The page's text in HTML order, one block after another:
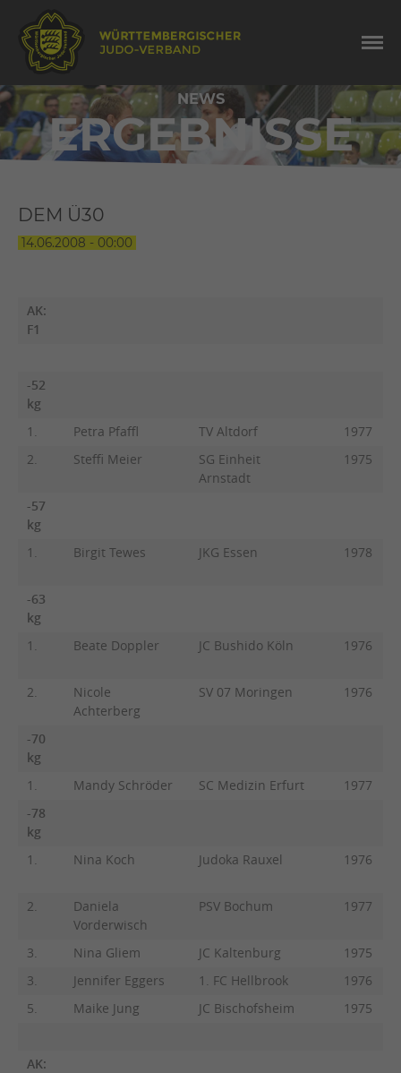
NEWS
ERGEBNISSE
DEM Ü30
14.06.2008 - 00:00
AK:
F1
-52
kg
1.
Petra Pfaffl TV Altdorf
1977
2.
Steffi Meier
SG Einheit
Arnstadt
1975
-57
kg
1.
Birgit Tewes JKG Essen 1978
-63
kg
1.
Beate Doppler JC Bushido Köln 1976
2.
Nicole
Achterberg
SV 07 Moringen 1976
-70
kg
1.
Mandy Schröder SC Medizin Erfurt
1977
-78
kg
1.
Nina Koch Judoka Rauxel 1976
2.
Daniela
Vorderwisch
PSV Bochum 1977
3. Nina Gliem JC Kaltenburg
1975
3.
Jennifer Eggers 1. FC Hellbrook
1976
5.
Maike Jung JC Bischofsheim 1975
AK: